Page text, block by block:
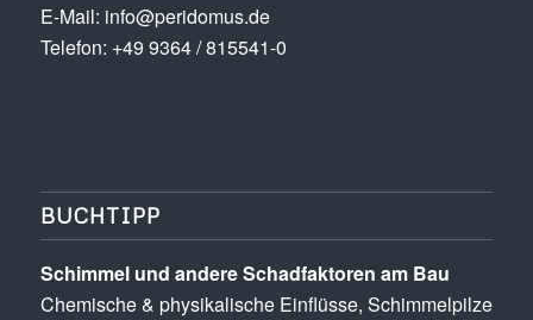
E-Mail: info@peridomus.de
Telefon: +49 9364 / 815541-0
BUCHTIPP
Schimmel und andere Schad­­faktoren am Bau
Chemische & physikalische Einflüsse, Schimmel­pilze